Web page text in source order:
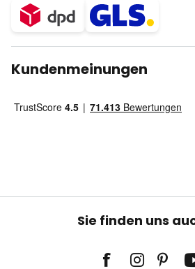
Kundenmeinungen
Sie finden uns